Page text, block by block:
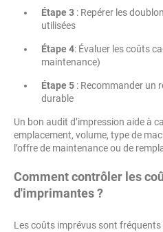
Étape 3 : Repérer les
utilisées
Étape 4: Évaluer les coûts
maintenance)
Étape 5 : Recommander un
durable
Un bon audit d’impression aide à
emplacement, volume, type de
l’offre de maintenance ou de
Comment contrôler les
d'imprimantes ?
Les coûts imprévus sont